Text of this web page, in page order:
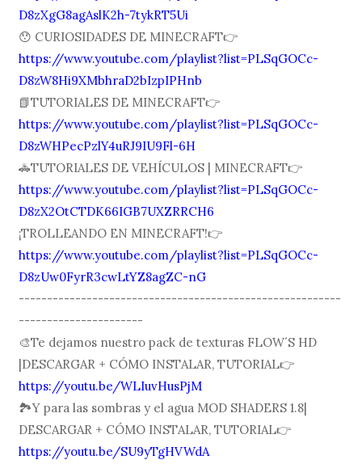
D8zXgG8agAslK2h-7tykRT5Ui
😯 CURIOSIDADES DE MINECRAFT👉
https://www.youtube.com/playlist?list=PLSqGOCc-
D8zW8Hi9XMbhraD2bIzpIPHnb
📗TUTORIALES DE MINECRAFT👉
https://www.youtube.com/playlist?list=PLSqGOCc-
D8zWHPecPzlY4uRJ9IU9Fl-6H
🚓TUTORIALES DE VEHÍCULOS | MINECRAFT👉
https://www.youtube.com/playlist?list=PLSqGOCc-
D8zX2OtCTDK66IGB7UXZRRCH6
¡TROLLEANDO EN MINECRAFT!👉
https://www.youtube.com/playlist?list=PLSqGOCc-
D8zUw0FyrR3cwLtYZ8agZC-nG
---------------------------------------------------------
----------------------
🎨Te dejamos nuestro pack de texturas FLOW´S HD
|DESCARGAR + CÓMO INSTALAR, TUTORIAL👉
https://youtu.be/WLIuvHusPjM
🏞Y para las sombras y el agua MOD SHADERS 1.8|
DESCARGAR + CÓMO INSTALAR, TUTORIAL👉
https://youtu.be/SU9yTgHVWdA